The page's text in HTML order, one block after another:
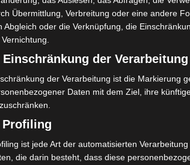
Avenir Sportif de La Marsa (ASM) –
ve de Ben
Übermittlung, Verbreitung oder eine andere
Abgleich oder die Verknüpfung, die
Einschränkung der Verarbeitung
der Verarbeitung ist die Markierung
Daten mit dem Ziel, ihre
Profiling
ist jede Art der automatisierten
die darin besteht, dass diese